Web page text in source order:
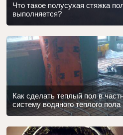
Что такое полусухая стяжка
выполняется?
Как сделать теплый пол в
систему водяного теплого пола